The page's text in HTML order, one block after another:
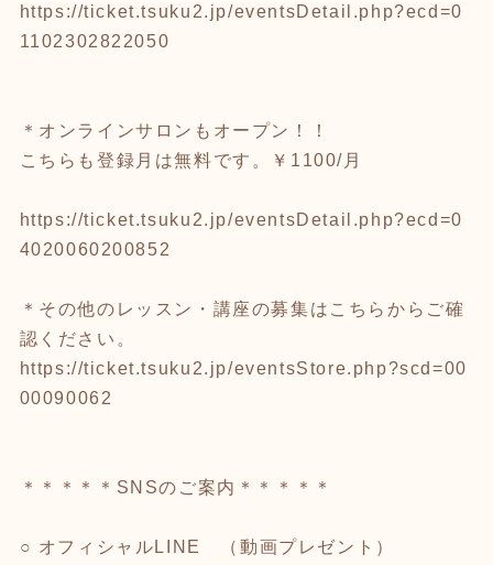
https://ticket.tsuku2.jp/eventsDetail.php?ecd=0
1102302822050
＊オンラインサロンもオープン！！
こちらも登録月は無料です。￥1100/月
https://ticket.tsuku2.jp/eventsDetail.php?ecd=0
4020060200852
＊その他のレッスン・講座の募集はこちらからご確
認ください。
https://ticket.tsuku2.jp/eventsStore.php?scd=00
00090062
＊＊＊＊＊SNSのご案内＊＊＊＊＊
○ オフィシャルLINE （動画プレゼント）